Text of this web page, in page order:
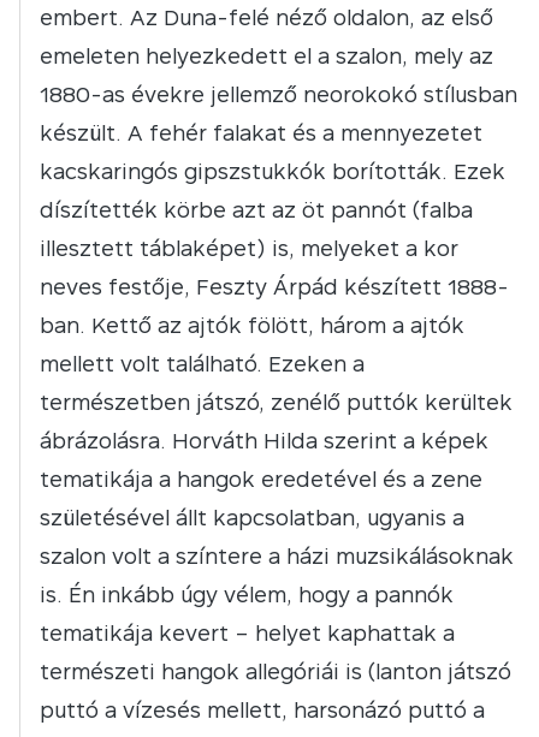
embert. Az Duna-felé néző oldalon, az első
emeleten helyezkedett el a szalon, mely az
1880-as évekre jellemző neorokokó stílusban
készült. A fehér falakat és a mennyezetet
kacskaringós gipszstukkók borították. Ezek
díszítették körbe azt az öt pannót (falba
illesztett táblaképet) is, melyeket a kor
neves festője, Feszty Árpád készített 1888-
ban. Kettő az ajtók fölött, három a ajtók
mellett volt található. Ezeken a
természetben játszó, zenélő puttók kerültek
ábrázolásra. Horváth Hilda szerint a képek
tematikája a hangok eredetével és a zene
születésével állt kapcsolatban, ugyanis a
szalon volt a színtere a házi muzsikálásoknak
is. Én inkább úgy vélem, hogy a pannók
tematikája kevert – helyet kaphattak a
természeti hangok allegóriái is (lanton játszó
puttó a vízesés mellett, harsonázó puttó a